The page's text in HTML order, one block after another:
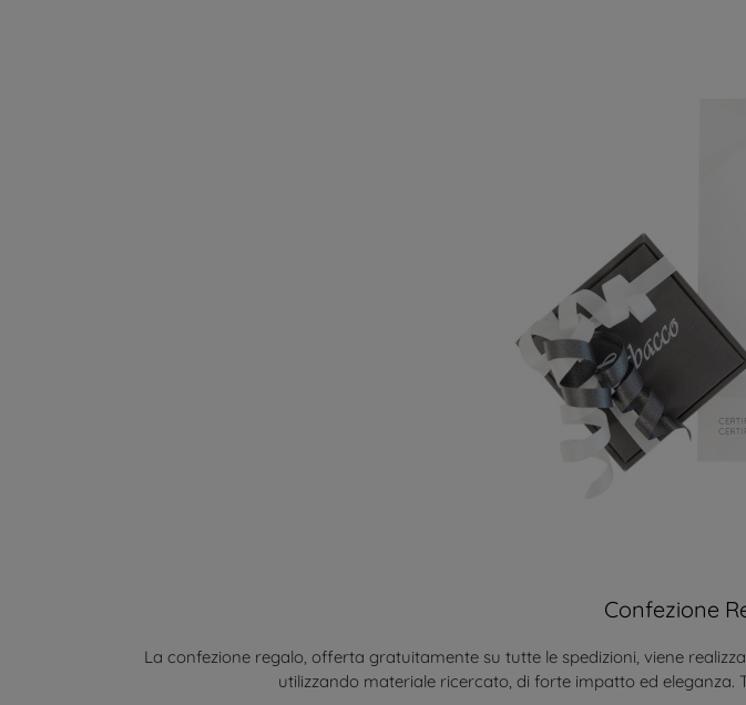
Confezione
La confezione regalo, offerta gratuitamente su tutte le spedizioni, viene
utilizzando materiale ricercato, di forte impatto ed